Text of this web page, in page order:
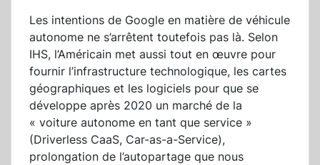
Les intentions de Google en matière de véhicule
autonome ne s’arrêtent toutefois pas là. Selon
IHS, l’Américain met aussi tout en œuvre pour
fournir l’infrastructure technologique, les cartes
géographiques et les logiciels pour que se
développe après 2020 un marché de la
« voiture autonome en tant que service »
(Driverless CaaS, Car-as-a-Service),
prolongation de l’autopartage que nous